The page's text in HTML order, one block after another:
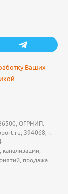
Ваших
ОГРНИП:
394068, г.
продажа